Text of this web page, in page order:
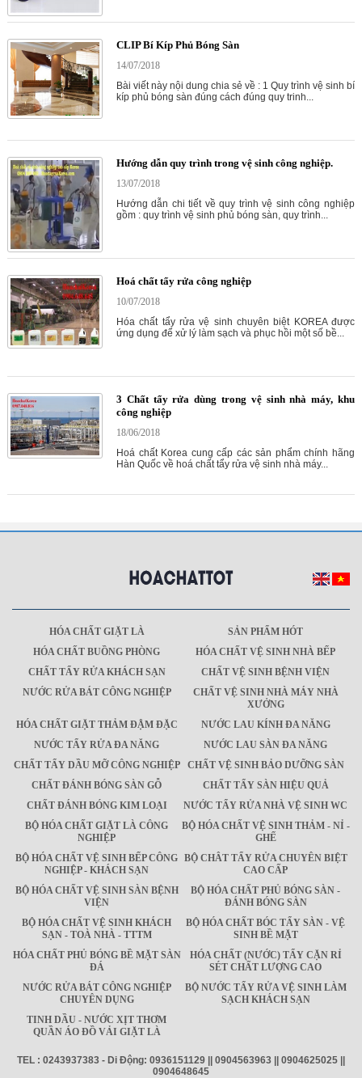
CLIP Bí Kíp Phủ Bóng Sàn
14/07/2018
Bài viết này nội dung chia sẻ về : 1 Quy trình vệ sinh bí
kíp phủ bóng sàn đúng cách đúng quy trinh...
Hướng dẫn quy trình trong vệ sinh công nghiệp.
13/07/2018
Hướng dẫn chi tiết về quy trình vệ sinh công nghiệp
gồm : quy trình vệ sinh phủ bóng sàn, quy trình...
Hoá chất tẩy rửa công nghiệp
10/07/2018
Hóa chất tẩy rửa vệ sinh chuyên biệt KOREA được
ứng dụng để xử lý làm sạch và phục hồi một số bề...
3 Chất tẩy rửa dùng trong vệ sinh nhà máy, khu
công nghiệp
18/06/2018
Hoá chất Korea cung cấp các sản phẩm chính hãng
Hàn Quốc về hoá chất tẩy rửa vệ sinh nhà máy...
HÓA CHẤT GIẶT LÀ
SẢN PHẨM HÓT
HÓA CHẤT BUỒNG PHÒNG
HÓA CHẤT VỆ SINH NHÀ BẾP
CHẤT TẨY RỬA KHÁCH SẠN
CHẤT VỆ SINH BỆNH VIỆN
NƯỚC RỬA BÁT CÔNG NGHIỆP
CHẤT VỆ SINH NHÀ MÁY NHÀ
XƯỞNG
HÓA CHẤT GIẶT THẢM ĐẬM ĐẶC
NƯỚC LAU KÍNH ĐA NĂNG
NƯỚC TẨY RỬA ĐA NĂNG
NƯỚC LAU SÀN ĐA NĂNG
CHẤT TẨY DẦU MỠ CÔNG NGHIỆP
CHẤT VỆ SINH BẢO DƯỠNG SÀN
CHẤT ĐÁNH BÓNG SÀN GỖ
CHẤT TẨY SÀN HIỆU QUẢ
CHẤT ĐÁNH BÓNG KIM LOẠI
NƯỚC TẨY RỬA NHÀ VỆ SINH WC
BỘ HÓA CHẤT GIẶT LÀ CÔNG
NGHIỆP
BỘ HÓA CHẤT VỆ SINH THẢM - NỈ -
GHẾ
BỘ HÓA CHẤT VỆ SINH BẾP CÔNG
NGHIỆP - KHÁCH SẠN
BỘ CHÂT TẨY RỬA CHUYÊN BIỆT
CAO CẤP
BỘ HÓA CHẤT VỆ SINH SÀN BỆNH
VIỆN
BỘ HÓA CHẤT PHỦ BÓNG SÀN -
ĐÁNH BÓNG SÀN
BỘ HÓA CHẤT VỆ SINH KHÁCH
SẠN - TOÀ NHÀ - TTTM
BỘ HÓA CHẤT BÓC TẨY SÀN - VỆ
SINH BỀ MẶT
HÓA CHẤT PHỦ BÓNG BỀ MẶT SÀN
ĐÁ
HÓA CHẤT (NƯỚC) TẨY CẶN RỈ
SÉT CHẤT LƯỢNG CAO
NƯỚC RỬA BÁT CÔNG NGHIỆP
CHUYÊN DỤNG
BỘ NƯỚC TẨY RỬA VỆ SINH LÀM
SẠCH KHÁCH SẠN
TINH DẦU - NƯỚC XỊT THƠM
QUẦN ÁO ĐỒ VẢI GIẶT LÀ
TEL : 0243937383 - Di Động: 0936151129 || 0904563963 || 0904625025 ||
0904648645